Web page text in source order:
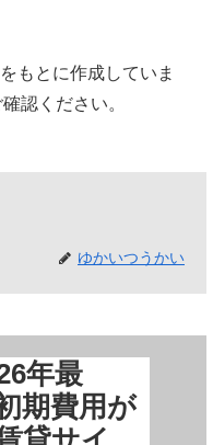
もとに作成していま
認ください。
ゆかいつうかい
年最
期費用が